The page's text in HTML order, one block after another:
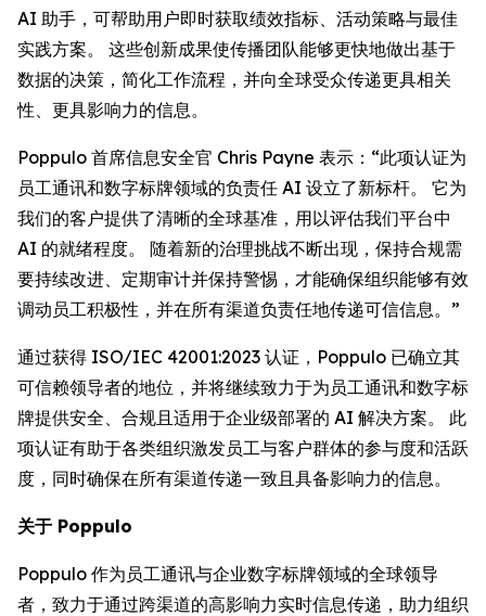
AI 助手，可帮助用户即时获取绩效指标、活动策略与最佳
实践方案。 这些创新成果使传播团队能够更快地做出基于
数据的决策，简化工作流程，并向全球受众传递更具相关
性、更具影响力的信息。
Poppulo 首席信息安全官 Chris Payne 表示：“此项认证为
员工通讯和数字标牌领域的负责任 AI 设立了新标杆。 它为
我们的客户提供了清晰的全球基准，用以评估我们平台中
AI 的就绪程度。 随着新的治理挑战不断出现，保持合规需
要持续改进、定期审计并保持警惕，才能确保组织能够有效
调动员工积极性，并在所有渠道负责任地传递可信信息。”
通过获得 ISO/IEC 42001:2023 认证，Poppulo 已确立其
可信赖领导者的地位，并将继续致力于为员工通讯和数字标
牌提供安全、合规且适用于企业级部署的 AI 解决方案。 此
项认证有助于各类组织激发员工与客户群体的参与度和活跃
度，同时确保在所有渠道传递一致且具备影响力的信息。
关于 Poppulo
Poppulo 作为员工通讯与企业数字标牌领域的全球领导
者，致力于通过跨渠道的高影响力实时信息传递，助力组织